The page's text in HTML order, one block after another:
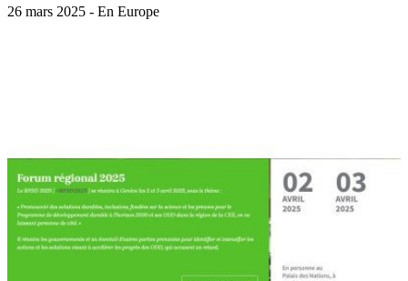
26 mars 2025 - En Europe